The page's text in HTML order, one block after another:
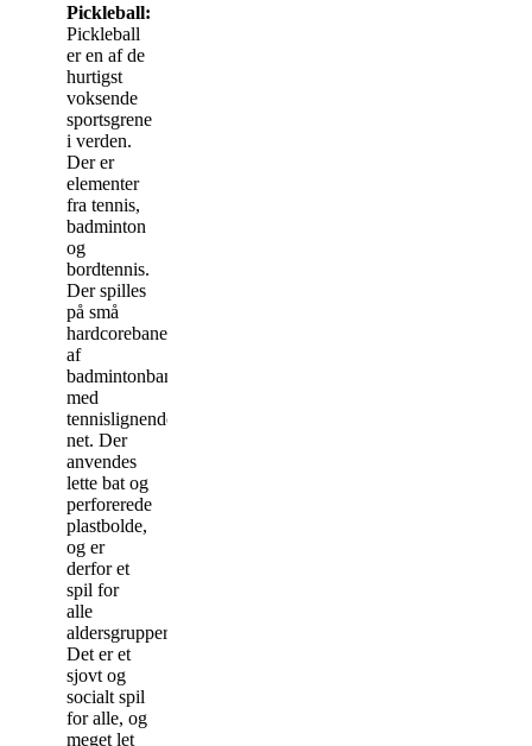
Pickleball:
Pickleball
er en af de
hurtigst
voksende
sportsgrene
i verden.
Der er
elementer
fra tennis,
badminton
og
bordtennis.
Der spilles
på små
hardcorebaner
af
badmintonbanestørrelse
med
tennislignende
net. Der
anvendes
lette bat og
perforerede
plastbolde,
og er
derfor et
spil for
alle
aldersgrupper.
Det er et
sjovt og
socialt spil
for alle, og
meget let